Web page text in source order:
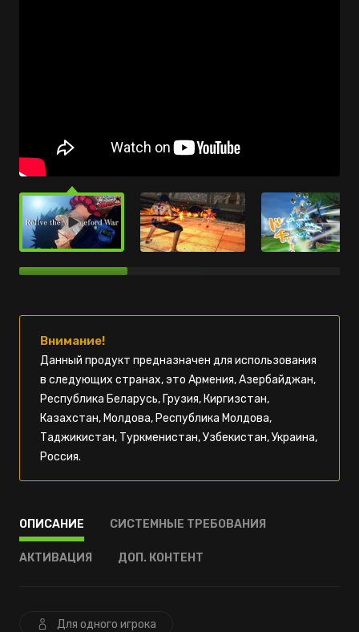
Внимание!
Данный продукт предназначен для использования
в следующих странах, это Армения, Азербайджан,
Республика Беларусь, Грузия, Киргизстан,
Казахстан, Молдова, Республика Молдова,
Таджикистан, Туркменистан, Узбекистан, Украина,
Россия.
ОПИСАНИЕ СИСТЕМНЫЕ ТРЕБОВАНИЯ
АКТИВАЦИЯ ДОП. КОНТЕНТ
Для одного игрока